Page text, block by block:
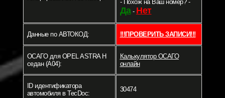
- Похож на Ваш номер? -
Да- Нет
Данные по АВТОКОД: !!!ПРОВЕРИТЬ ЗАПИСИ!!!
ОСАГО для OPEL ASTRA H
седан (A04):
Калькулятор ОСАГО
онлайн
ID идентификатора
автомобиля в TecDoc:
30474